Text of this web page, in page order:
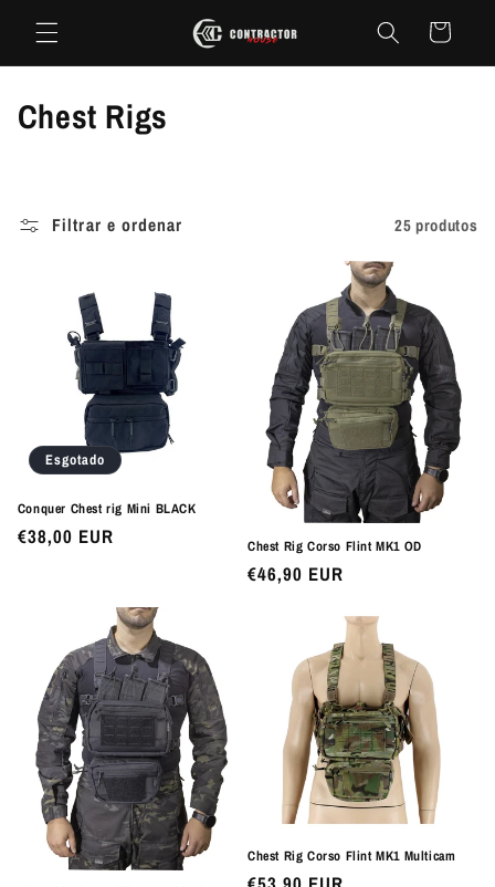
para o
conteúdo
Carrinho
C
e
Chest Rigs
Filtrar e ordenar 25 produtos
Esgotado
Conquer Chest rig Mini BLACK
Preço
€38,00 EUR Chest Rig Corso Flint MK1 OD
Preço
€46,90 EUR
Chest Rig Corso Flint MK1 Multicam